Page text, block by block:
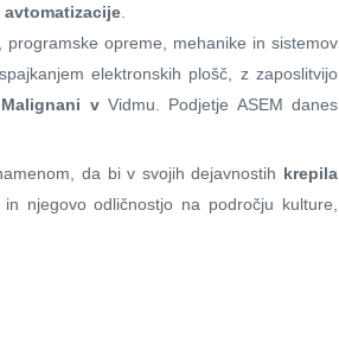
opreme, mehanike in sistemov
elektronskih plošč, z zaposlitvijo
vVidmu. Podjetje ASEM danes
da bi v svojih dejavnostih krepila
njegovo odličnostjo na področju kulture,